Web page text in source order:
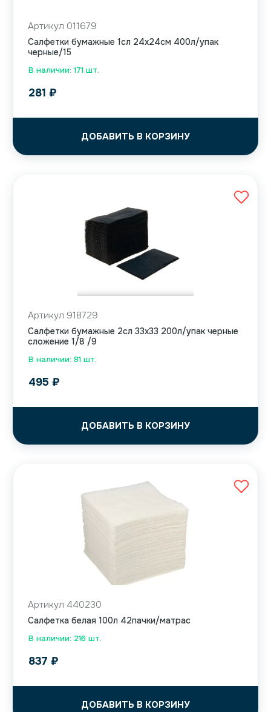
В наличии: 171 шт.
Артикул 011679
Салфетки бумажные 1сл 24х24см 400л/упак
черные/15
281 ₽
ДОБАВИТЬ В КОРЗИНУ
В наличии: 81 шт.
Артикул 918729
Салфетки бумажные 2сл 33х33 200л/упак черные
сложение 1/8 /9
495 ₽
ДОБАВИТЬ В КОРЗИНУ
В наличии: 216 шт.
Артикул 440230
Салфетка белая 100л 42пачки/матрас
837 ₽
ДОБАВИТЬ В КОРЗИНУ